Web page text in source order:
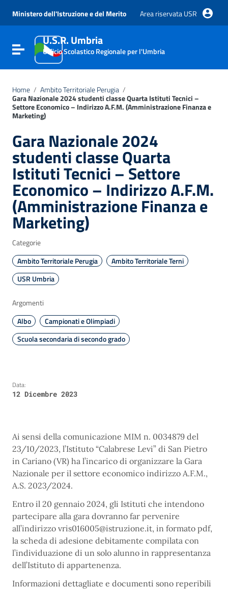
Vai al menu di navigazione
Vai al footer
Ministero dell'Istruzione e del Merito Area riservata USR
Attiva / disattiva la navigazione
U.S.R. Umbria
Ufficio Scolastico Regionale per l'Umbria
Home / Ambito Territoriale Perugia /
Gara Nazionale 2024 studenti classe Quarta Istituti Tecnici –
Settore Economico – Indirizzo A.F.M. (Amministrazione Finanza e
Marketing)
Gara Nazionale 2024
studenti classe Quarta
Istituti Tecnici – Settore
Economico – Indirizzo A.F.M.
(Amministrazione Finanza e
Marketing)
Categorie
Ambito Territoriale Perugia
Ambito Territoriale Terni
USR Umbria
Argomenti
Albo
Campionati e Olimpiadi
Scuola secondaria di secondo grado
Data:
12 Dicembre 2023
Ai sensi della comunicazione MIM n. 0034879 del
23/10/2023, l’Istituto “Calabrese Levi” di San Pietro
in Cariano (VR) ha l’incarico di organizzare la Gara
Nazionale per il settore economico indirizzo A.F.M.,
A.S. 2023/2024.
Entro il 20 gennaio 2024, gli Istituti che intendono
partecipare alla gara dovranno far pervenire
all’indirizzo vris016005@istruzione.it, in formato pdf,
la scheda di adesione debitamente compilata con
l’individuazione di un solo alunno in rappresentanza
dell’Istituto di appartenenza.
Informazioni dettagliate e documenti sono reperibili